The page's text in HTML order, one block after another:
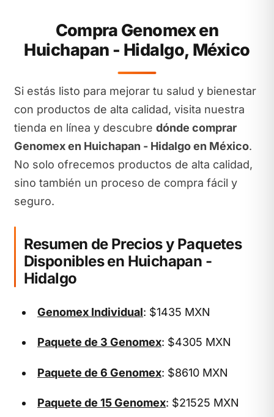
Compra Genomex en
Huichapan - Hidalgo, México
Si estás listo para mejorar tu salud y bienestar
con productos de alta calidad, visita nuestra
tienda en línea y descubre dónde comprar
Genomex en Huichapan - Hidalgo en México.
No solo ofrecemos productos de alta calidad,
sino también un proceso de compra fácil y
seguro.
Resumen de Precios y Paquetes
Disponibles en Huichapan -
Hidalgo
Genomex Individual: $1435 MXN
Paquete de 3 Genomex: $4305 MXN
Paquete de 6 Genomex: $8610 MXN
Paquete de 15 Genomex: $21525 MXN